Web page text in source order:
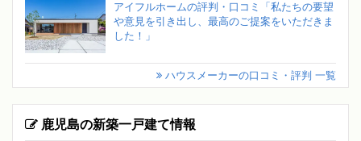
アイフルホームの評判・口コミ「私たちの要望
や意見を引き出し、最高のご提案をいただきま
した！」
ハウスメーカーの口コミ・評判 一覧
鹿児島の新築一戸建て情報